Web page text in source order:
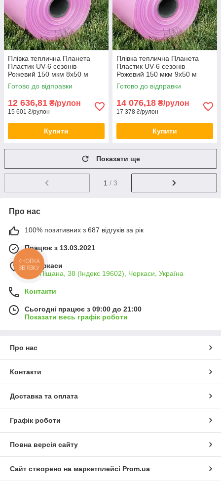
Плівка теплична Планета
Пластик UV-6 сезонів
Рожевий 150 мкм 8х50 м
Теплична плівка для
фермерів
Готово до відправки
12 636,81 ₴/рулон
15 601 ₴/рулон
Купити
Плівка теплична Планета
Пластик UV-6 сезонів
Рожевий 150 мкм 9х50 м
Теплична поліетиленова
плівка
Готово до відправки
14 076,18 ₴/рулон
17 378 ₴/рулон
Купити
Показати ще
1 / 3
Про нас
100% позитивних з 687 відгуків за рік
Працює з 13.03.2021
м. Черкаси
вул. Піщана, 38 (Індекс 19602), Черкаси, Україна
Контакти
Сьогодні працює з 09:00 до 21:00
Показати весь графік роботи
Про нас
Контакти
Доставка та оплата
Графік роботи
Повна версія сайту
Сайт створено на маркетплейсі Prom.ua
КНОПКА
ЗВ'ЯЗКУ